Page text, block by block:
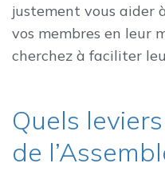
justement vous aider
vos membres en leur
cherchez à faciliter
Quels
de